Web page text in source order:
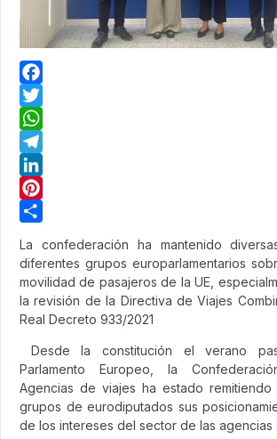
Facebook
Twitter
WhatsApp
Telegram
LinkedIn
Pinterest
La confederación ha mantenido
diferentes grupos europarlamentarios
movilidad de pasajeros de la UE,
la revisión de la Directiva de Viajes
Real Decreto 933/2021
Desde la constitución el verano
Parlamento Europeo, la
Agencias de viajes ha estado
grupos de eurodiputados sus
de los intereses del sector de las agencias